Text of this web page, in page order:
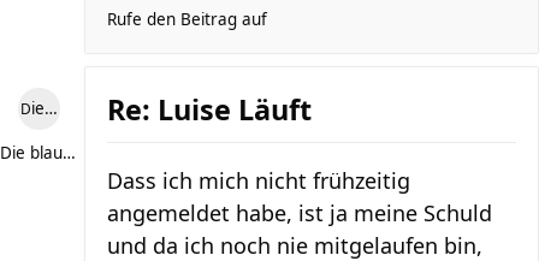
Rufe den Beitrag auf
Die blaue Luise
Die blaue Luise
Re: Luise Läuft
Dass ich mich nicht frühzeitig
angemeldet habe, ist ja meine Schuld
und da ich noch nie mitgelaufen bin,